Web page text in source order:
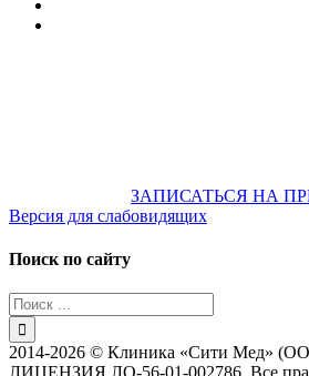
ЗАПИСАТЬСЯ НА
Версия для слабовидящих
Поиск по сайту
Результат
поиска:
2014-2026 © Клиника «Сити Мед»